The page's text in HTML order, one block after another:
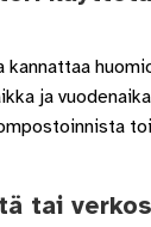
kannattaa
ja
tai